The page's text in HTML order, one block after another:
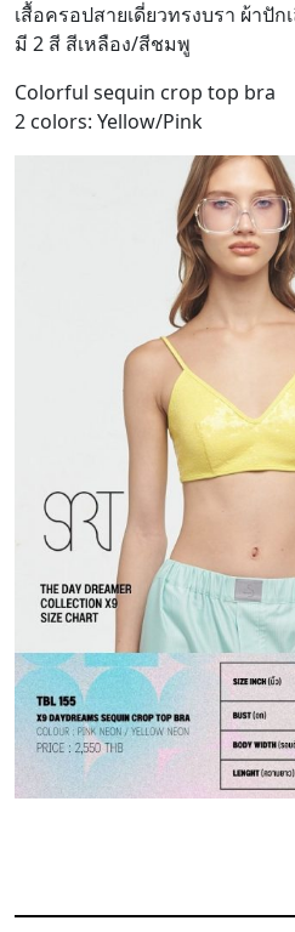
เสื้อครอปสายเดี่ยวทรงบรา ผ้าปั
มี 2 สี สีเหลือง/สีชมพู
Colorful sequin crop top bra
2 colors: Yellow/Pink